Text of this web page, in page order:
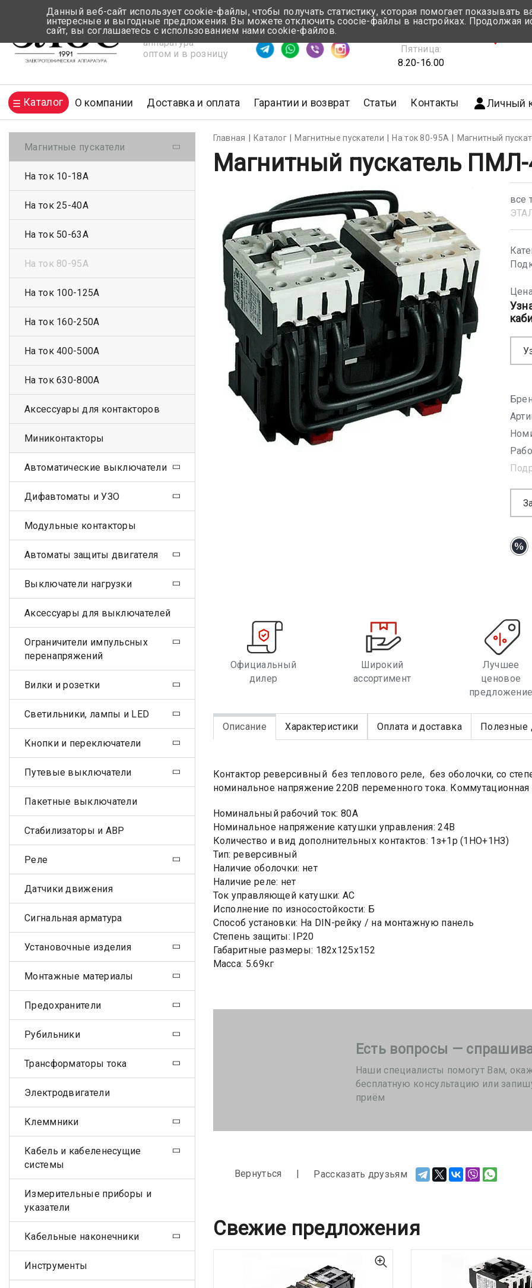
Электротехническая
аппаратура
оптом и в розницу
Время ответа ≈ 5 мин
Понедельник-Четверг:
Пятница:
8.20-16.00
Каталог О компании Доставка и оплата Гарантии и возврат Статьи Контакты Личный
Главная Каталог Магнитные пускатели На ток 80-95А Магнитный
Магнитный пускатель
все
Официальный
дилер
Широкий
ассортимент
Лучшее
ценовое
Описание Характеристики Оплата и доставка Полезные
Контактор реверсивный без теплового реле, без оболочки, со
номинальное напряжение 220В переменного тока. Коммутационная
Номинальный рабочий ток: 80А
Номинальное напряжение катушки управления: 24В
Количество и вид дополнительных контактов: 1з+1р (1НО+1НЗ)
Тип: реверсивный
Наличие оболочки: нет
Наличие реле: нет
Ток управляющей катушки: АС
Исполнение по износостойкости: Б
Способ установки: На DIN-рейку / на монтажную панель
Степень защиты: IP20
Габаритные размеры: 182х125х152
Масса: 5.69кг
Есть вопросы —
Наши специалисты помогут Вам,
бесплатную консультацию или
приём
Вернуться Рассказать друзьям
Свежие предложения
Магнитные пускатели
На ток 10-18А
На ток 25-40А
На ток 50-63А
На ток 80-95А
На ток 100-125А
На ток 160-250А
На ток 400-500А
На ток 630-800А
Аксессуары для контакторов
Миниконтакторы
Автоматические выключатели
Дифавтоматы и УЗО
Модульные контакторы
Автоматы защиты двигателя
Выключатели нагрузки
Аксессуары для выключателей
Ограничители импульсных
перенапряжений
Вилки и розетки
Светильники, лампы и LED
Кнопки и переключатели
Путевые выключатели
Пакетные выключатели
Стабилизаторы и АВР
Реле
Датчики движения
Сигнальная арматура
Установочные изделия
Монтажные материалы
Предохранители
Рубильники
Трансформаторы тока
Электродвигатели
Клеммники
Кабель и кабеленесущие
системы
Измерительные приборы и
указатели
Кабельные наконечники
Инструменты
Данный веб-сайт использует cookie-файлы, чтобы получать статистику, которая помогает показывать
интересные и выгодные предложения. Вы можете отключить coocie-файлы в настройках. Продолжая
сайт, вы соглашаетесь с использованием нами cookie-файлов.